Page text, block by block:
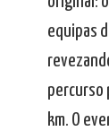
equipas
percurso
km. O